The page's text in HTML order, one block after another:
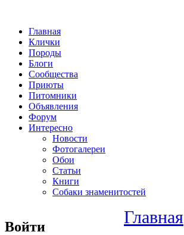
Главная
Клички
Породы
Блоги
Сообщества
Приюты
Питомники
Объявления
Форум
Интересно
Новости
Фотогалереи
Обои
Статьи
Книги
Собаки знаменитостей
Войти Главная